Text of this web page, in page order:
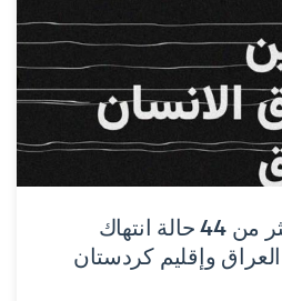
حملة مدنية توثق أكثر من 44 حالة انتهاك
وإقليم كردستان